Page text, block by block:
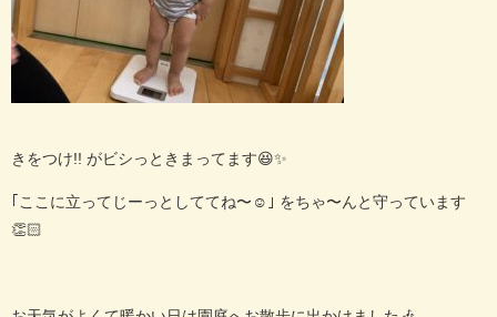
きをつけ!! がビシっときまってます😆✨
｢ここに立ってじーっとしててね〜☺️｣ をちゃ〜んと守っています
👏🏻